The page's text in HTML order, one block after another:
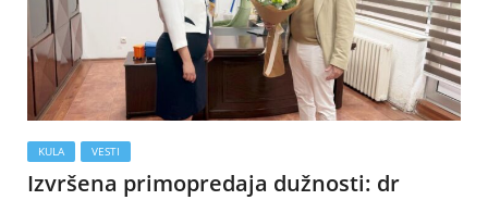
KULA VESTI
Izvršena primopredaja dužnosti: dr